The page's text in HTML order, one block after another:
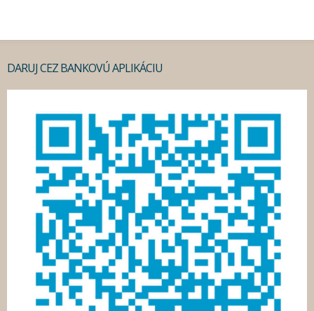
DARUJ CEZ BANKOVÚ APLIKÁCIU